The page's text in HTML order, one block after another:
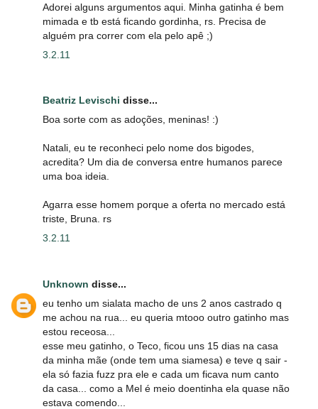
Adorei alguns argumentos aqui. Minha gatinha é bem
mimada e tb está ficando gordinha, rs. Precisa de
alguém pra correr com ela pelo apê ;)
3.2.11
Beatriz Levischi disse...
Boa sorte com as adoções, meninas! :)
Natali, eu te reconheci pelo nome dos bigodes,
acredita? Um dia de conversa entre humanos parece
uma boa ideia.
Agarra esse homem porque a oferta no mercado está
triste, Bruna. rs
3.2.11
Unknown disse...
eu tenho um sialata macho de uns 2 anos castrado q
me achou na rua... eu queria mtooo outro gatinho mas
estou receosa...
esse meu gatinho, o Teco, ficou uns 15 dias na casa
da minha mãe (onde tem uma siamesa) e teve q sair -
ela só fazia fuzz pra ele e cada um ficava num canto
da casa... como a Mel é meio doentinha ela quase não
estava comendo...